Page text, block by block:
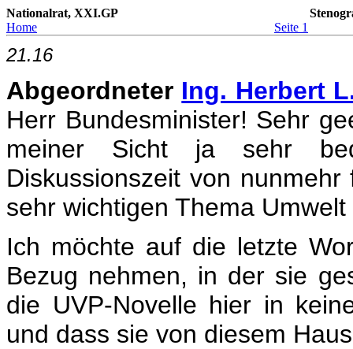
Nationalrat, XXI.GP
Home
Seite 1
21.16
Abgeordneter Ing. Herbert
Herr Bundesminister! Sehr
meiner Sicht ja sehr
Diskussionszeit von
sehr wichtigen Thema
Ich möchte auf die letzte
Bezug nehmen, in der sie
die UVP-Novelle hier in
und dass sie von diesem